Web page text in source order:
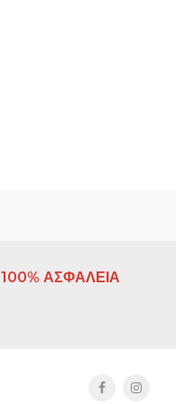
100% ΑΣΦΑΛΕΙΑ